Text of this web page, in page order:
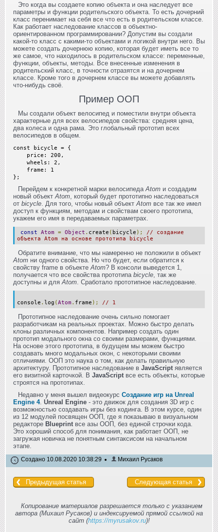
Это когда вы создаете копию объекта и она наследует все
параметры и функции родительского объекта. То есть дочерний
класс перенимает на себя все что есть в родительском классе.
Как работает наследование классов в объектно-
ориентированном программировании? Допустим вы создали
какой-то класс с какими-то объектами и логикой внутри него. Вы
можете создать дочернюю копию, которая будет иметь все то
же самое, что находилось в родительском классе: переменные,
функции, объекты, методы. Все внесенные изменения в
родительский класс, в точности отразятся и на дочернем
классе. Кроме того в дочернем классе вы можете добавлять
что-нибудь своё.
Пример ООП
Мы создали объект велосипед и поместили внутри объекта
характерные для всех велосипедов свойства: средняя цена,
два колеса и одна рама. Это глобальный прототип всех
велосипедов в общем.
const bicycle = {
price: 200,
wheels: 2,
frame: 1
};
Перейдем к конкретной марки велосипеда Atom и создадим
новый объект Atom , который будет прототипно наследоваться
от bicycle . Для того, чтобы новый объект Atom все так же имел
доступ к функциям, методам и свойствам своего прототипа,
укажем его имя в передаваемых параметрах.
const Atom = Object . create ( bicycle );
// создание
объекта Atom на основе прототипа bicycle
Обратите внимание, что мы намеренно не положили в объект
Atom ни одного свойства. Но что будет, если обратится к
свойству frame в объекте Atom? В консоли выведется 1,
получается что все свойства прототипа bicycle , так же
доступны и для Atom . Сработало прототипное наследование.
console . log (Atom . frame ); // 1
Прототипное наследование очень сильно помогает
разработчикам на реальных проектах. Можно быстро делать
клоны различных компонентов. Например создать один
прототип модального окна со своими размерами, функциями.
На основе этого прототипа, в будущем мы можем быстро
создавать много модальных окон, с некоторыми своими
отличиями. ООП это наука о том, как делать правильную
архитектуру. Прототипное наследование в JavaScript является
его визитной карточкой. В JavaScript все есть объекты, которые
строятся на прототипах.
Недавно у меня вышел видеокурс Создание игр на Unreal
Engine 4. Unreal Engine - это движок для создания 3D игр с
возможностью создавать игры без кодинга. В этом курсе, один
из 12 модулей посвящен ООП, где я показываю в визуальном
редакторе Blueprint все азы ООП, без единой строчки кода.
Это хороший способ для понимания, как работает ООП, не
загружая новичка не понятным синтаксисом на начальном
этапе.
Создано 10.08.2020 10:38:29 Михаил Русаков
Предыдущая статья Следующая статья
Копирование материалов разрешается только с указанием
автора (Михаил Русаков) и индексируемой прямой ссылкой на
сайт (https://myrusakov.ru)!